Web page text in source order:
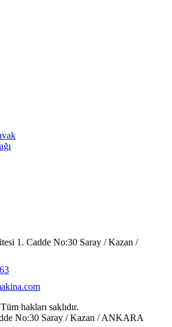
1. Cadde No:30 Saray / Kazan /
Tüm hakları saklıdır.
No:30 Saray / Kazan / ANKARA